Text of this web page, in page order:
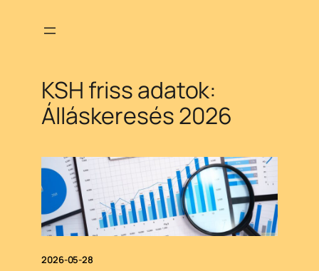
KSH friss adatok:
Álláskeresés 2026
2026-05-28